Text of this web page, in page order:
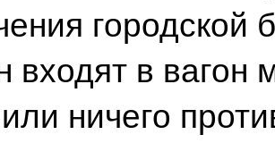
городской
входят в вагон
ничего